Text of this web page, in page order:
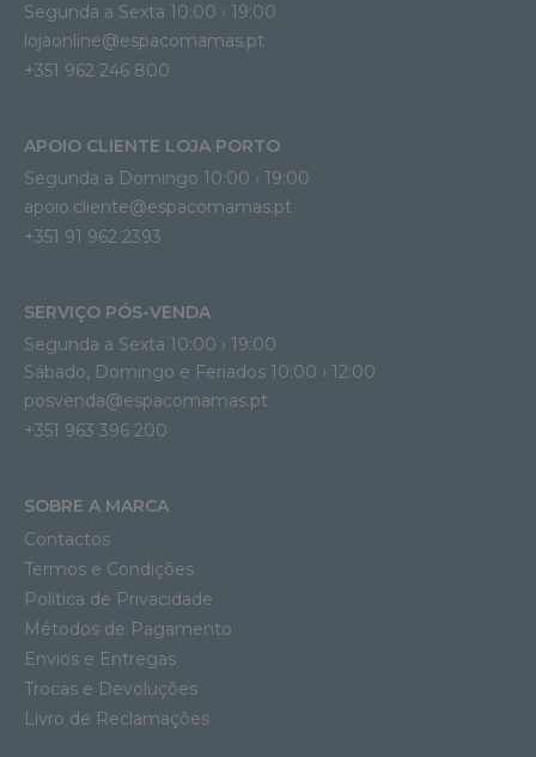
Segunda a Sexta 10:00 › 19:00
lojaonline@espacomamas.pt
+351 962 246 800
APOIO CLIENTE LOJA PORTO
Segunda a Domingo 10:00 › 19:00
apoio.cliente@espacomamas.pt
+351 91 962 2393
SERVIÇO PÓS-VENDA
Segunda a Sexta 10:00 › 19:00
Sábado, Domingo e Feriados 10:00 › 12:00
posvenda@espacomamas.pt
+351 963 396 200
SOBRE A MARCA
Contactos
Termos e Condições
Política de Privacidade
Métodos de Pagamento
Envios e Entregas
Trocas e Devoluções
Livro de Reclamações